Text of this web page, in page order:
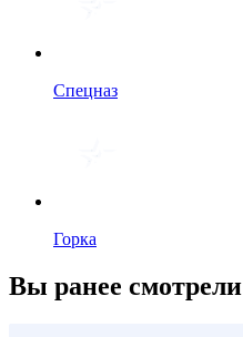
Спецназ
Горка
Вы ранее смотрели